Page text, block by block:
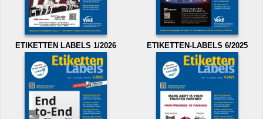
ETIKETTEN LABELS 1/2026 ETIKETTEN-LABELS 6/2025